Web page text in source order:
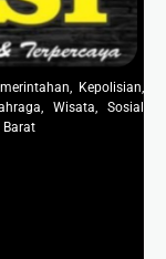
Kepolisian,
Wisata, Sosial
Barat